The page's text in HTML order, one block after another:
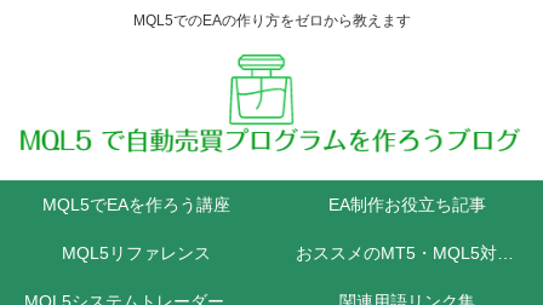
MQL5でのEAの作り方をゼロから教えます
MQL5でEAを作ろう講座 EA制作お役立ち記事
MQL5リファレンス おススメのMT5・MQL5対応FX業者